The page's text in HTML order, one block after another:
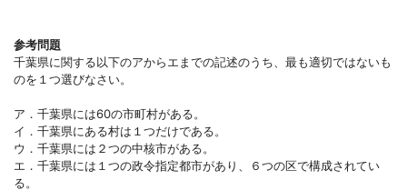
参考問題
千葉県に関する以下のアからエまでの記述のうち、最も適切ではないも
のを１つ選びなさい。
ア．千葉県には60の市町村がある。
イ．千葉県にある村は１つだけである。
ウ．千葉県には２つの中核市がある。
エ．千葉県には１つの政令指定都市があり、６つの区で構成されてい
る。